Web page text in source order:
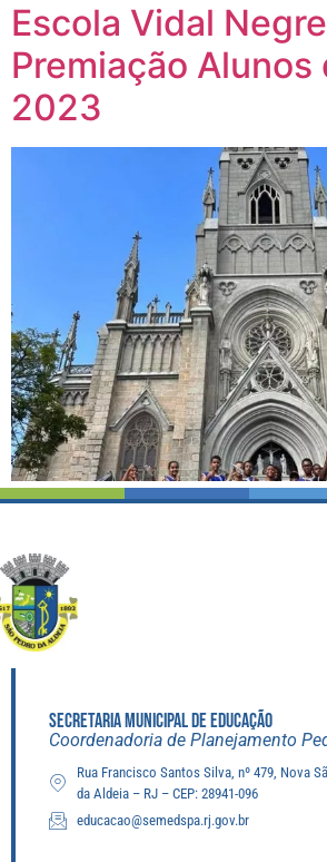
Escola Vidal
Premiação
2023
SECRETARIA MUNICIPAL DE EDUCAÇÃO
Coordenadoria de Planejamento
Rua Francisco Santos Silva, nº 479, Nova
da Aldeia – RJ – CEP: 28941-096
educacao@semedspa.rj.gov.br